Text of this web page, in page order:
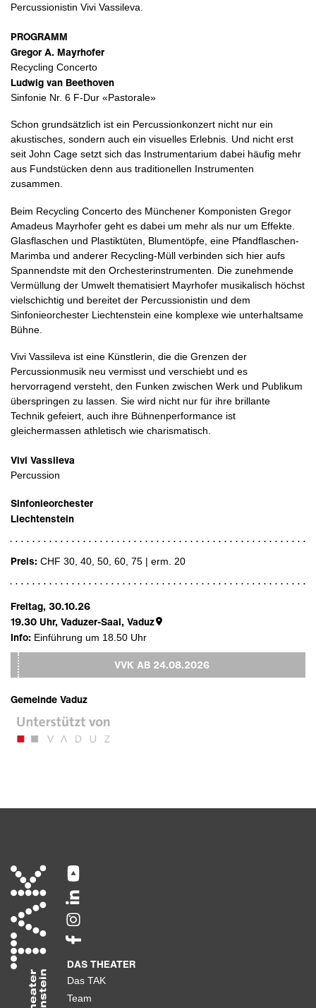
Percussionistin Vivi Vassileva.
PROGRAMM
Gregor A. Mayrhofer
Recycling Concerto
Ludwig van Beethoven
Sinfonie Nr. 6 F-Dur «Pastorale»
Schon grundsätzlich ist ein Percussionkonzert nicht nur ein
akustisches, sondern auch ein visuelles Erlebnis. Und nicht erst
seit John Cage setzt sich das Instrumentarium dabei häufig mehr
aus Fundstücken denn aus traditionellen Instrumenten
zusammen.
Beim Recycling Concerto des Münchener Komponisten Gregor
Amadeus Mayrhofer geht es dabei um mehr als nur um Effekte.
Glasflaschen und Plastiktüten, Blumentöpfe, eine Pfandflaschen-
Marimba und anderer Recycling-Müll verbinden sich hier aufs
Spannendste mit den Orchesterinstrumenten. Die zunehmende
Vermüllung der Umwelt thematisiert Mayrhofer musikalisch höchst
vielschichtig und bereitet der Percussionistin und dem
Sinfonieorchester Liechtenstein eine komplexe wie unterhaltsame
Bühne.
Vivi Vassileva ist eine Künstlerin, die die Grenzen der
Percussionmusik neu vermisst und verschiebt und es
hervorragend versteht, den Funken zwischen Werk und Publikum
überspringen zu lassen. Sie wird nicht nur für ihre brillante
Technik gefeiert, auch ihre Bühnenperformance ist
gleichermassen athletisch wie charismatisch.
Vivi Vassileva
Percussion
Sinfonieorchester
Liechtenstein
Preis: CHF 30, 40, 50, 60, 75 | erm. 20
Freitag, 30.10.26
19.30 Uhr,Vaduzer-Saal, Vaduz
Info: Einführung um 18.50 Uhr
VVK AB 24.08.2026
Gemeinde Vaduz
DAS THEATER
Das TAK
Team